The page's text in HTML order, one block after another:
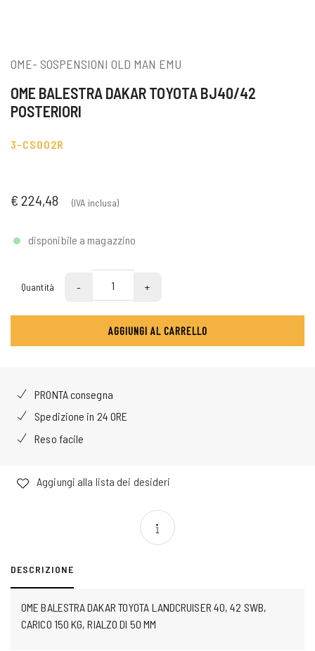
OME- SOSPENSIONI OLD MAN EMU
OME BALESTRA DAKAR TOYOTA BJ40/42
POSTERIORI
3-CS002R
€ 224,48 (IVA inclusa)
disponibile a magazzino
Quantità - +
AGGIUNGI AL CARRELLO
PRONTA consegna
Spedizione in 24 ORE
Reso facile
Aggiungi alla lista dei desideri
DESCRIZIONE
OME BALESTRA DAKAR TOYOTA LANDCRUISER 40, 42 SWB,
CARICO 150 KG, RIALZO DI 50 MM